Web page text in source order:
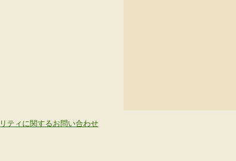
ティに関するお問い合わせ